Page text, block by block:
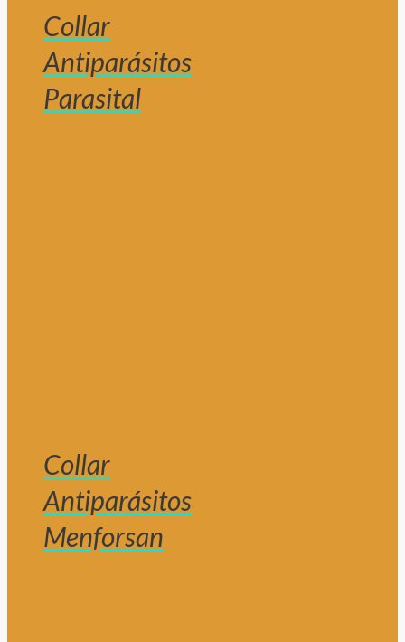
Collar
Antiparásitos
Parasital
Collar
Antiparásitos
Menforsan